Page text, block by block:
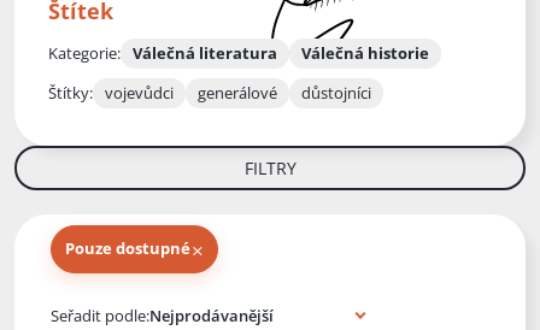
Štítek
Kategorie: Válečná literatura
Válečná historie
Štítky: vojevůdci generálové důstojníci
FILTRY
Pouze dostupné×
Seřadit podle: